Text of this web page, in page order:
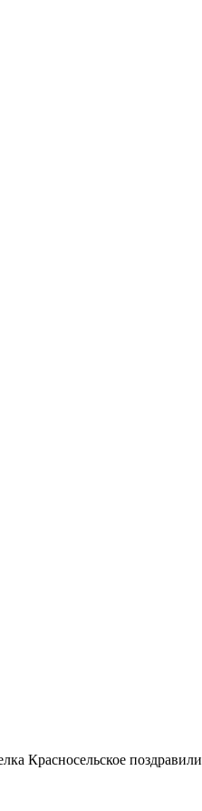
Красносельское поздравили